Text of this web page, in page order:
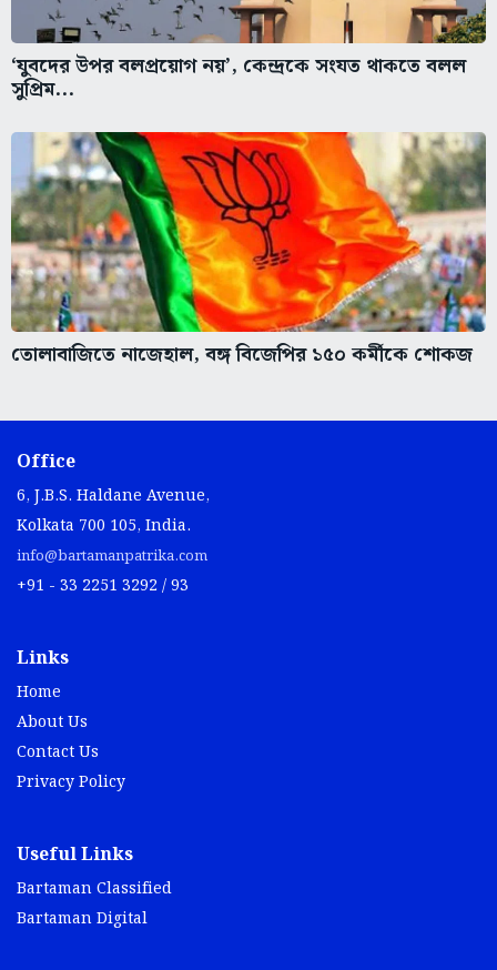
‘যুবদের উপর বলপ্রয়োগ নয়’, কেন্দ্রকে সংযত থাকতে বলল
সুপ্রিম...
তোলাবাজিতে নাজেহাল, বঙ্গ বিজেপির ১৫০ কর্মীকে শোকজ
Office
6, J.B.S. Haldane Avenue,
Kolkata 700 105, India.
info@bartamanpatrika.com
+91 - 33 2251 3292 / 93
Links
Home
About Us
Contact Us
Privacy Policy
Useful Links
Bartaman Classified
Bartaman Digital